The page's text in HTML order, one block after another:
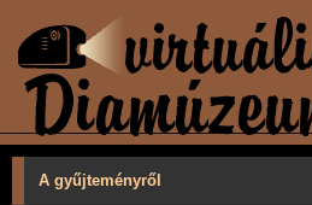
A gyűjteményről